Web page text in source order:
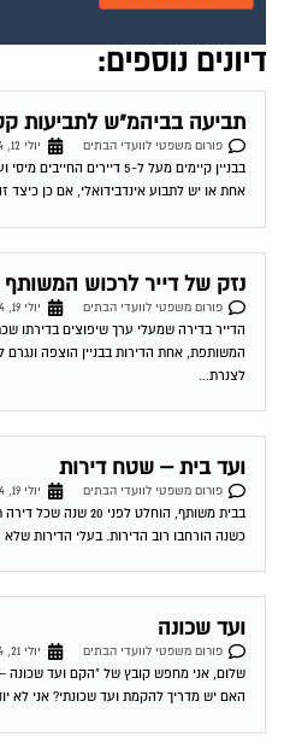
דיונים נוספים:
תביעה בביהמ"ש לתביעות
פורום משפטי לוועדי הבתים
יולי 12, 2004
בבניין קיימים מעל ל-5
אחת או יש לתבוע אינדבידואלי, אם כן כיצד
נזק של דייר לרכוש המשותף
פורום משפטי לוועדי הבתים
יולי 19, 2004
הדייר בדירה שמעלי ערך שיפוצים בדירתו
המשותפת, אחת הדירות בבניין הוצפה
לצנרת...
ועד בית – שטח דירות
פורום משפטי לוועדי הבתים
יולי 19, 2004
בבית משותף, הוחלט
כשנה הורחבו רוב הדירות. בעלי הדירות
ועד שכונה
פורום משפטי לוועדי הבתים
יולי 21, 2004
שלום, אני מחפש קובץ של "הקם ועד שכונה
האם יש מדריך להקמת ועד שכונתי? אני לא